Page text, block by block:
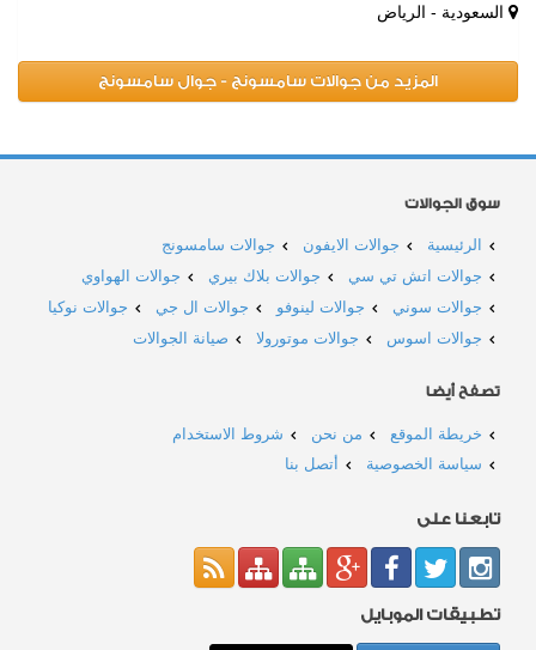
السعودية - الرياض
المزيد من جوالات سامسونج - جوال سامسونج
سوق الجوالات
الرئيسية جوالات الايفون
جوالات سامسونج
جوالات اتش تي سي
جوالات بلاك بيري
جوالات الهواوي
جوالات سوني
جوالات لينوفو جوالات ال جي
جوالات نوكيا
جوالات اسوس
جوالات موتورولا صيانة الجوالات
تصفح أيضا
خريطة الموقع من نحن
شروط الاستخدام
سياسة الخصوصية
أتصل بنا
تابعنا على
تطبيقات الموبايل